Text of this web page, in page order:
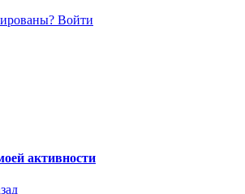
Войти
активности